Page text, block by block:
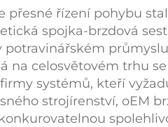
přesné řízení pohybu
spojka-brzdová
na celosvětovém trhu se
systémů, kteří
strojírenství, oEM